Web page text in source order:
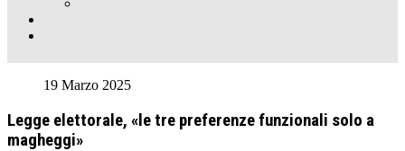
19 Marzo 2025
Legge elettorale, «le tre preferenze funzionali solo a
magheggi»